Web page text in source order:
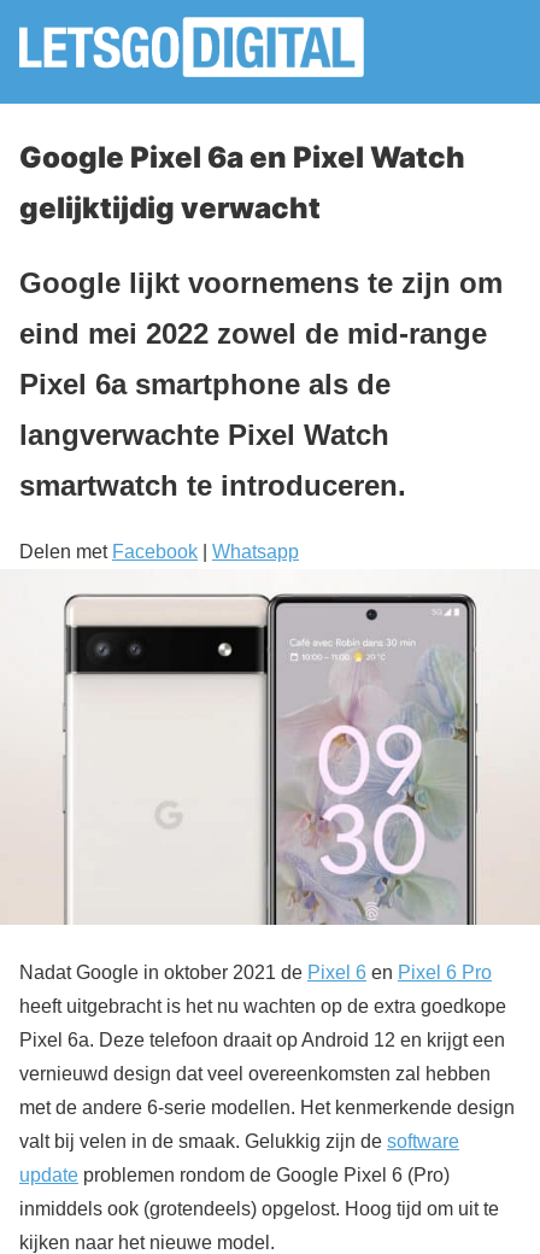
Google Pixel 6a en Pixel Watch
gelijktijdig verwacht
Google lijkt voornemens te zijn om
eind mei 2022 zowel de mid-range
Pixel 6a smartphone als de
langverwachte Pixel Watch
smartwatch te introduceren.
Delen met Facebook Whatsapp
Nadat Google in oktober 2021 de Pixel 6 en Pixel 6 Pro
heeft uitgebracht is het nu wachten op de extra goedkope
Pixel 6a. Deze telefoon draait op Android 12 en krijgt een
vernieuwd design dat veel overeenkomsten zal hebben
met de andere 6-serie modellen. Het kenmerkende design
valt bij velen in de smaak. Gelukkig zijn de software
update problemen rondom de Google Pixel 6 (Pro)
inmiddels ook (grotendeels) opgelost. Hoog tijd om uit te
kijken naar het nieuwe model.